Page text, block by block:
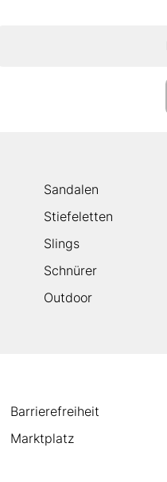
Sandalen
Stiefeletten
Slings
Schnürer
Outdoor
Barrierefreiheit
Marktplatz